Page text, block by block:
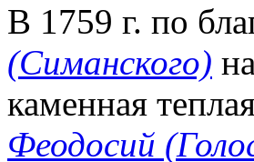
В 1759 г. по
(Симанского)
каменная
Феодосий